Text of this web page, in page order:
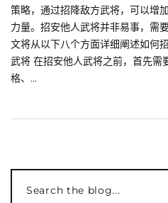
策略，通过招降敌方武将，可以增
力量。招安他人武将并非易事，需
文将从以下八个方面详细阐述如何
武将 在招安他人武将之前，首先需
格、...
Search the blog...